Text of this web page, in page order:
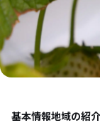
基本情報地域の紹介